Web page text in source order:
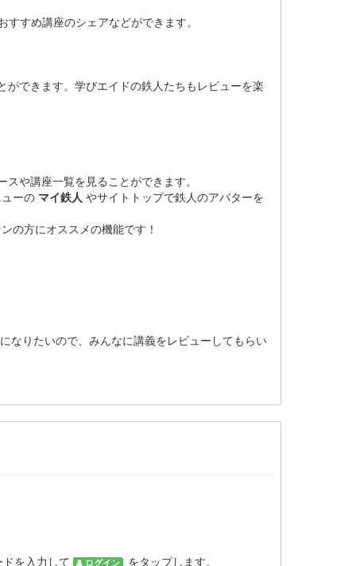
すめ講座のシェアなどができます。
できます。学びエイドの鉄人たちもレビューを楽
や講座一覧を見ることができます。
ーの マイ鉄人 やサイトトップで鉄人のアバターを
の方にオススメの機能です！
りたいので、みんなに講義をレビューしてもらい
を入力して
ログイン
をタップします。